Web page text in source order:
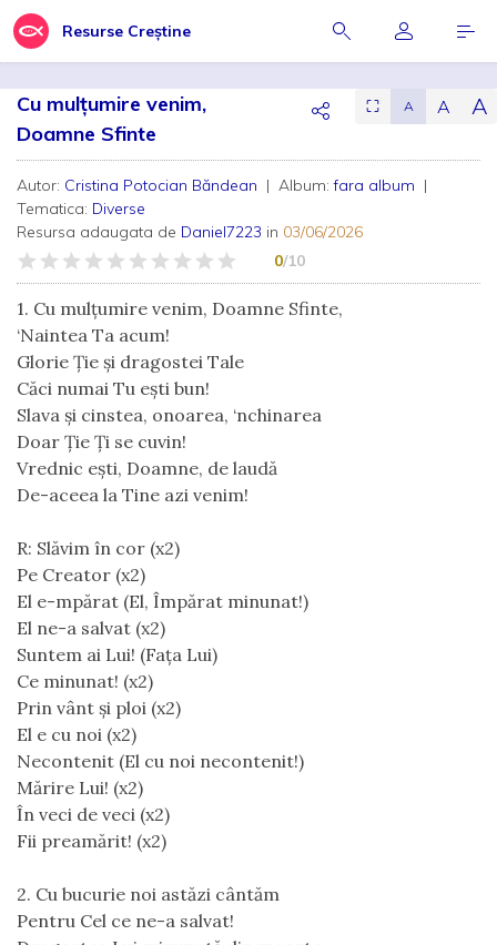
Resurse Creștine
Cu mulțumire venim,
Doamne Sfinte
⛶ A A A
Autor: Cristina Potocian Băndean | Album:fara album |
Tematica: Diverse
Resursa adaugata de Daniel7223 in 03/06/2026
0/10
1. Cu mulțumire venim, Doamne Sfinte,
‘Naintea Ta acum!
Glorie Ție și dragostei Tale
Căci numai Tu ești bun!
Slava și cinstea, onoarea, ‘nchinarea
Doar Ție Ți se cuvin!
Vrednic ești, Doamne, de laudă
De-aceea la Tine azi venim!
R: Slăvim în cor (x2)
Pe Creator (x2)
El e-mpărat (El, Împărat minunat!)
El ne-a salvat (x2)
Suntem ai Lui! (Fața Lui)
Ce minunat! (x2)
Prin vânt și ploi (x2)
El e cu noi (x2)
Necontenit (El cu noi necontenit!)
Mărire Lui! (x2)
În veci de veci (x2)
Fii preamărit! (x2)
2. Cu bucurie noi astăzi cântăm
Pentru Cel ce ne-a salvat!